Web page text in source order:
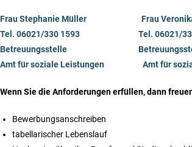
Frau Stephanie Müller Frau Veronika
Tel. 06021/330 1593
Tel. 06021/
Betreuungsstelle
Amt für soziale Leistungen Amt für
Wenn Sie die Anforderungen erfüllen, dann
Bewerbungsanschreiben
tabellarischer Lebenslauf